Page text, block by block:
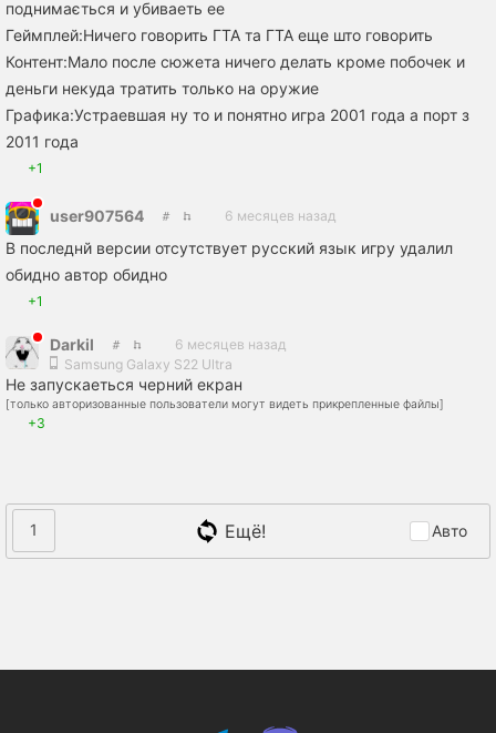
поднимається и убиваеть ее
Геймплей:Ничего говорить ГТА та ГТА еще што говорить
Контент:Мало после сюжета ничего делать кроме побочек и
деньги некуда тратить только на оружие
Графика:Устраевшая ну то и понятно игра 2001 года а порт з
2011 года
+1
user907564 6 месяцев назад
В последнй версии отсутствует русский язык игру удалил
обидно автор обидно
+1
Darkil
6 месяцев назад
Samsung Galaxy S22 Ultra
Не запускаеться черний екран
[только авторизованные пользователи могут видеть прикрепленные файлы]
+3
1 Ещё! Авто